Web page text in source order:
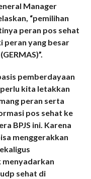
Manager
“pemilihan
peran pos sehat
peran yang besar
pemberdayaan
kita letakkan
peran serta
pos sehat ke
BPJS ini. Karena
menggerakkan
sehat di